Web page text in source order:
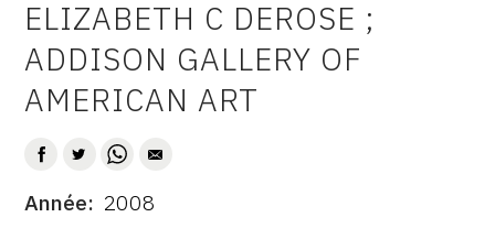
ELIZABETH C DEROSE ;
ADDISON GALLERY OF
AMERICAN ART
DATE
Année 2008